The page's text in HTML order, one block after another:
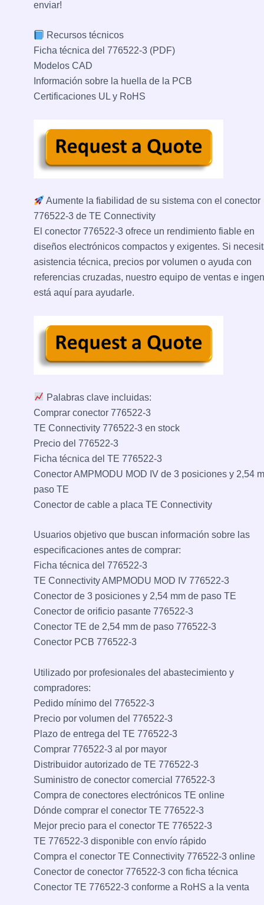
enviar!
Recursos técnicos
Ficha técnica del 776522-3 (PDF)
Modelos CAD
Información sobre la huella de la PCB
Certificaciones UL y RoHS
Aumente la fiabilidad de su sistema con el conector
776522-3 de TE Connectivity
El conector 776522-3 ofrece un rendimiento fiable en
diseños electrónicos compactos y exigentes. Si
asistencia técnica, precios por volumen o ayuda con
referencias cruzadas, nuestro equipo de ventas e
está aquí para ayudarle.
Palabras clave incluidas:
Comprar conector 776522-3
TE Connectivity 776522-3 en stock
Precio del 776522-3
Ficha técnica del TE 776522-3
Conector AMPMODU MOD IV de 3 posiciones y 2,54
paso TE
Conector de cable a placa TE Connectivity
Usuarios objetivo que buscan información sobre las
especificaciones antes de comprar:
Ficha técnica del 776522-3
TE Connectivity AMPMODU MOD IV 776522-3
Conector de 3 posiciones y 2,54 mm de paso TE
Conector de orificio pasante 776522-3
Conector TE de 2,54 mm de paso 776522-3
Conector PCB 776522-3
Utilizado por profesionales del abastecimiento y
compradores:
Pedido mínimo del 776522-3
Precio por volumen del 776522-3
Plazo de entrega del TE 776522-3
Comprar 776522-3 al por mayor
Distribuidor autorizado de TE 776522-3
Suministro de conector comercial 776522-3
Compra de conectores electrónicos TE online
Dónde comprar el conector TE 776522-3
Mejor precio para el conector TE 776522-3
TE 776522-3 disponible con envío rápido
Compra el conector TE Connectivity 776522-3 online
Conector de conector 776522-3 con ficha técnica
Conector TE 776522-3 conforme a RoHS a la venta